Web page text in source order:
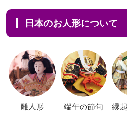
日本のお人形について
雛人形 端午の節句
縁